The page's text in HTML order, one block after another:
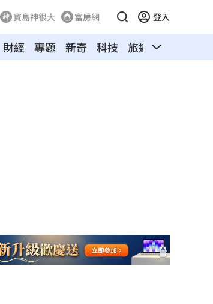
寶島神很大 富房網 登入
財經 專題 新奇 科技 旅遊 汽車